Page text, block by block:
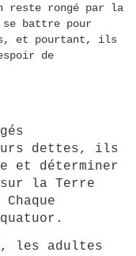
reste rongé par la
battre pour
et pourtant, ils
de
dettes, ils
et déterminer
la Terre
les adultes